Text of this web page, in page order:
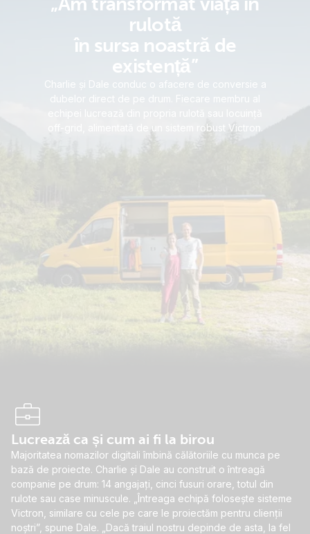
rulotă
în sursa noastră de
existență”
Charlie și Dale conduc o afacere de conversie a
dubelor direct de pe drum. Fiecare membru al
off-grid, alimentată de un sistem robust Victron.
Lucrează ca și cum ai fi la birou
Majoritatea nomazilor digitali îmbină călătoriile cu munca pe
bază de proiecte. Charlie și Dale au construit o întreagă
companie pe drum: 14 angajați, cinci fusuri orare, totul din
rulote sau case minuscule. „Întreaga echipă folosește sisteme
Victron, similare cu cele pe care le proiectăm pentru clienții
noștri”, spune Dale. „Dacă traiul nostru depinde de asta, la fel